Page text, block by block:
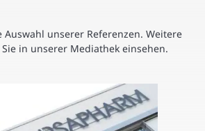
Auswahl unserer Referenzen. Weitere
in unserer Mediathek einsehen.